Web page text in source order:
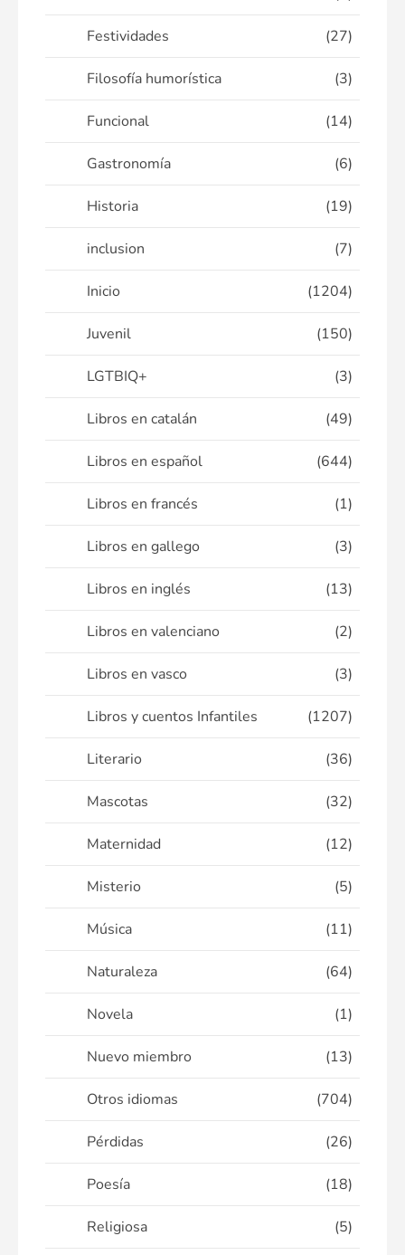
Festividades (27)
Filosofía humorística (3)
Funcional (14)
Gastronomía (6)
Historia (19)
inclusion (7)
Inicio (1204)
Juvenil (150)
LGTBIQ+ (3)
Libros en catalán (49)
Libros en español (644)
Libros en francés (1)
Libros en gallego (3)
Libros en inglés (13)
Libros en valenciano (2)
Libros en vasco (3)
Libros y cuentos Infantiles (1207)
Literario (36)
Mascotas (32)
Maternidad (12)
Misterio (5)
Música (11)
Naturaleza (64)
Novela (1)
Nuevo miembro (13)
Otros idiomas (704)
Pérdidas (26)
Poesía (18)
Religiosa (5)